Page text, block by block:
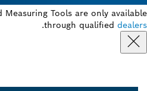
Measuring Tools are only available
through qualified dealers
.